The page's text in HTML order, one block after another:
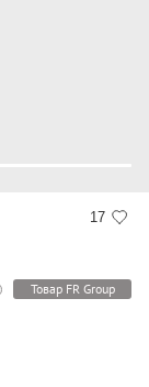
17
Товар FR Group